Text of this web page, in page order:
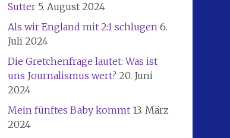
Sutter 5. August 2024
Als wir England mit 2:1 schlugen 6.
Juli 2024
Die Gretchenfrage lautet: Was ist
uns Journalismus wert? 20. Juni
2024
Mein fünftes Baby kommt 13. März
2024